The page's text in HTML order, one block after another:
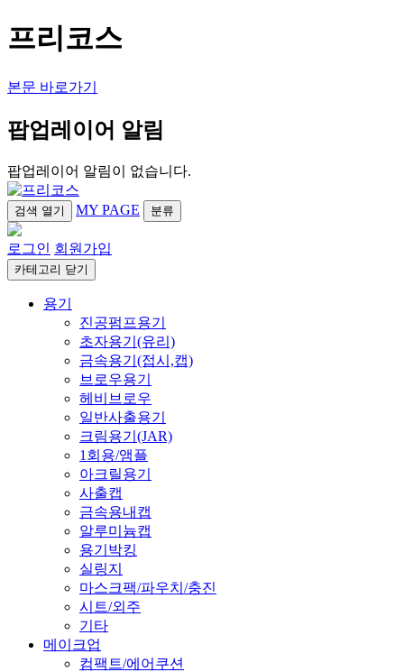
프리코스
본문 바로가기
팝업레이어 알림
팝업레이어 알림이 없습니다.
검색 열기 MY PAGE 분류
로그인 회원가입
카테고리 닫기
용기
진공펌프용기
초자용기(유리)
금속용기(접시,캡)
브로우용기
헤비브로우
일반사출용기
크림용기(JAR)
1회용/앰플
아크릴용기
사출캡
금속용내캡
알루미늄캡
용기박킹
실링지
마스크팩/파우치/충진
시트/외주
기타
메이크업
컴팩트/에어쿠션